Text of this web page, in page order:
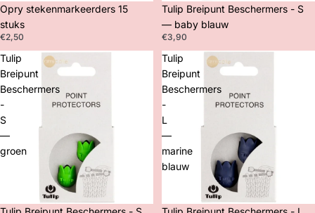
Opry stekenmarkeerders 15
stuks
€2,50
Tulip Breipunt Beschermers - S
— baby blauw
€3,90
Tulip
Breipunt
Beschermers
-
S
—
groen
Tulip
Breipunt
Beschermers
-
L
—
marine
blauw